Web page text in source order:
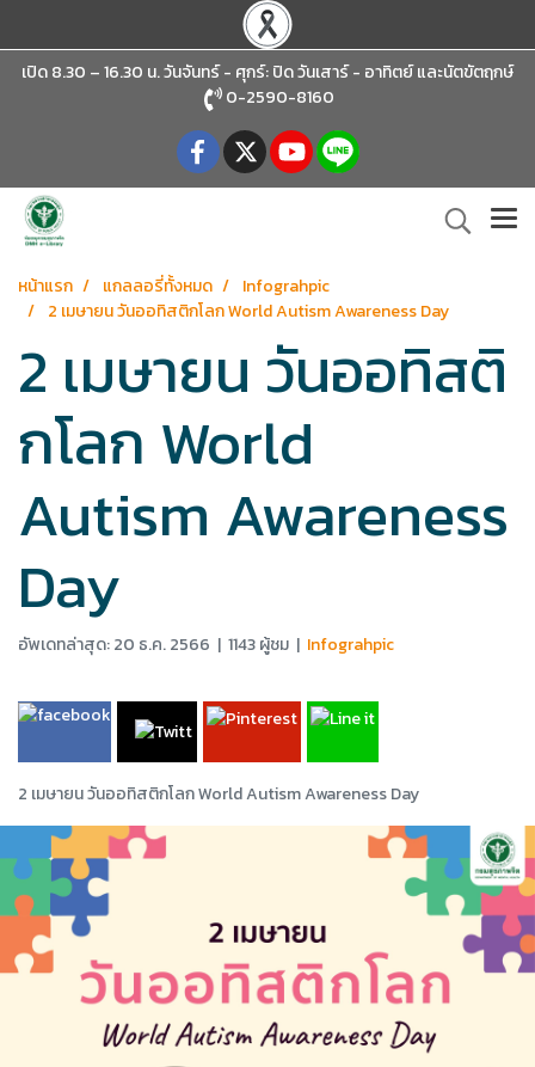
เปิด 8.30 – 16.30 น. วันจันทร์ - ศุกร์: ปิด วันเสาร์ - อาทิตย์และนัตขัตฤกษ์
0-2590-8160
หน้าแรก แกลลอรี่ทั้งหมด
Infograhpic
2 เมษายน วันออทิสติกโลก World Autism Awareness Day
2 เมษายน วันออทิสติ
กโลก World
Autism Awareness
Day
อัพเดทล่าสุด: 20 ธ.ค. 2566 | 1143 ผู้ชม | Infograhpic
2 เมษายน วันออทิสติกโลก World Autism Awareness Day